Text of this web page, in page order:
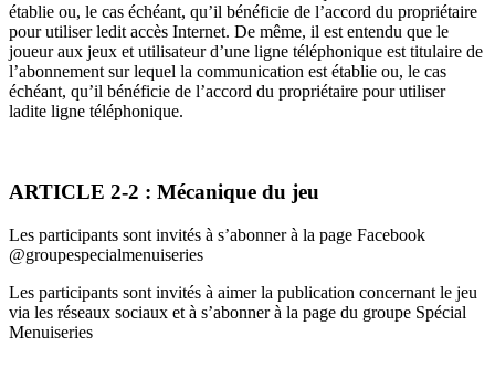
établie ou, le cas échéant, qu’il bénéficie de l’accord du propriétaire
pour utiliser ledit accès Internet. De même, il est entendu que le
joueur aux jeux et utilisateur d’une ligne téléphonique est titulaire de
l’abonnement sur lequel la communication est établie ou, le cas
échéant, qu’il bénéficie de l’accord du propriétaire pour utiliser
ladite ligne téléphonique.
ARTICLE 2-2 : Mécanique du jeu
Les participants sont invités à s’abonner à la page Facebook
@groupespecialmenuiseries
Les participants sont invités à aimer la publication concernant le jeu
via les réseaux sociaux et à s’abonner à la page du groupe Spécial
Menuiseries